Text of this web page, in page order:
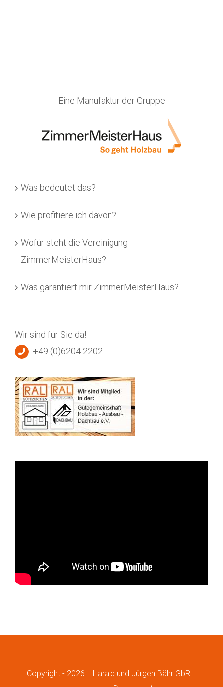
Eine Manufaktur der Gruppe
Was bedeutet das?
Wie profitiere ich davon?
Wofür steht die Vereinigung
ZimmerMeisterHaus?
Was garantiert mir ZimmerMeisterHaus?
Wir sind für Sie da!
+49 (0)6204 2202
Copyright - 2026 Harald und Jürgen Bähr GbR